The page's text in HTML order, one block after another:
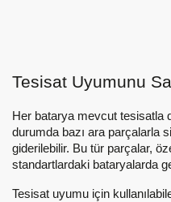
Tesisat Uyumunu
Her batarya mevcut tesisatla
durumda bazı ara parçalarla
giderilebilir. Bu tür parçalar,
standartlardaki bataryalarda
Tesisat uyumu için